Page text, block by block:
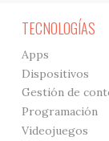
TECNOLOGÍAS
Apps
Dispositivos
Gestión de
Programación
Videojuegos